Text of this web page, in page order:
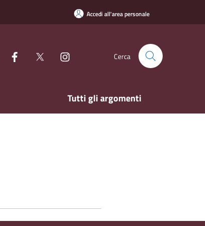
Accedi all'area personale
Cerca
Tutti gli argomenti